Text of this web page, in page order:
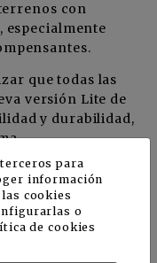
con
especialmente
que todas las
versión Lite de
y durabilidad,
del terreno o
para
información
cookies
o
de cookies